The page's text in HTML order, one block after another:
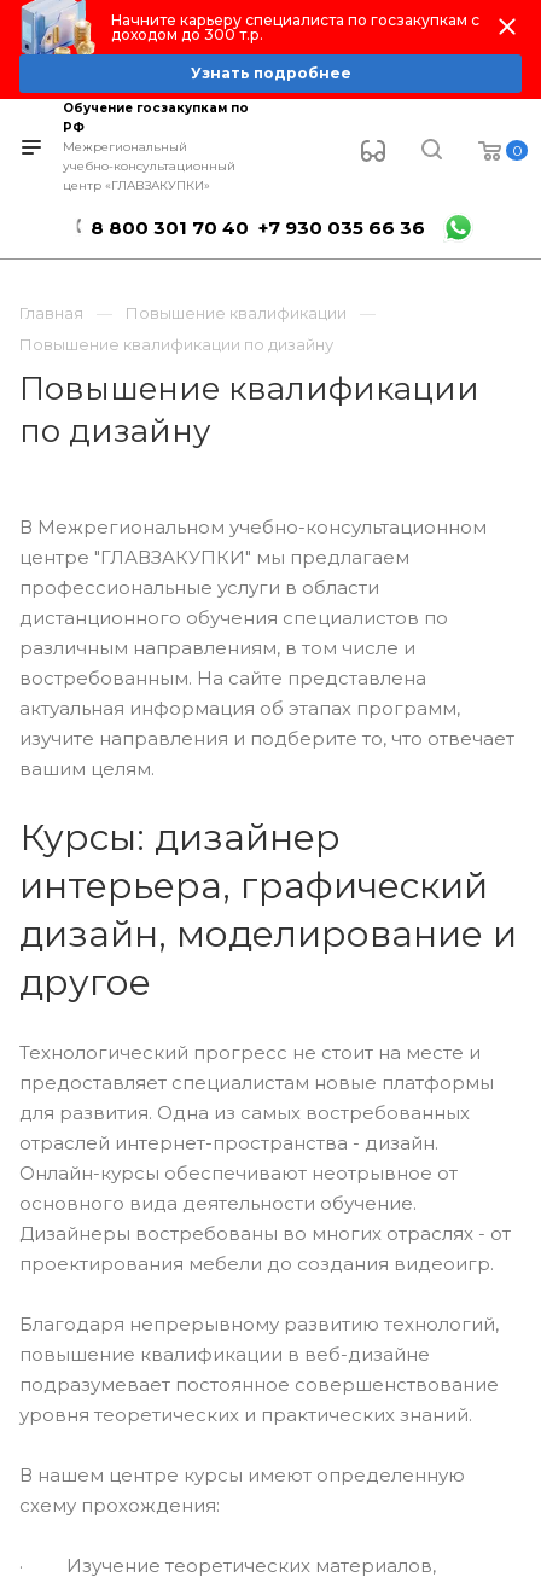
Начните карьеру специалиста по госзакупкам с
доходом до 300 т.р.
Узнать подробнее
Обучение госзакупкам по
РФ
Межрегиональный
учебно-консультационный
центр «ГЛАВЗАКУПКИ»
0
8 800 301 70 40 +7 930 035 66 36
Главная
Повышение квалификации
Повышение квалификации по дизайну
Повышение квалификации
по дизайну
В Межрегиональном учебно-консультационном
центре "ГЛАВЗАКУПКИ" мы предлагаем
профессиональные услуги в области
дистанционного обучения специалистов по
различным направлениям, в том числе и
востребованным. На сайте представлена
актуальная информация об этапах программ,
изучите направления и подберите то, что отвечает
вашим целям.
Курсы: дизайнер
интерьера, графический
дизайн, моделирование и
другое
Технологический прогресс не стоит на месте и
предоставляет специалистам новые платформы
для развития. Одна из самых востребованных
отраслей интернет-пространства - дизайн.
Онлайн-курсы обеспечивают неотрывное от
основного вида деятельности обучение.
Дизайнеры востребованы во многих отраслях - от
проектирования мебели до создания видеоигр.
Благодаря непрерывному развитию технологий,
повышение квалификации в веб-дизайне
подразумевает постоянное совершенствование
уровня теоретических и практических знаний.
В нашем центре курсы имеют определенную
схему прохождения:
· Изучение теоретических материалов,